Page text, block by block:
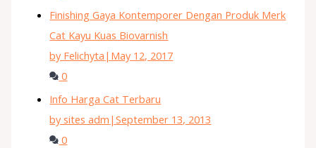
Finishing Gaya Kontemporer Dengan Produk Merk
Cat Kayu Kuas Biovarnish
by Felichyta | May 12, 2017
0
Info Harga Cat Terbaru
by sites adm |September 13, 2013
0